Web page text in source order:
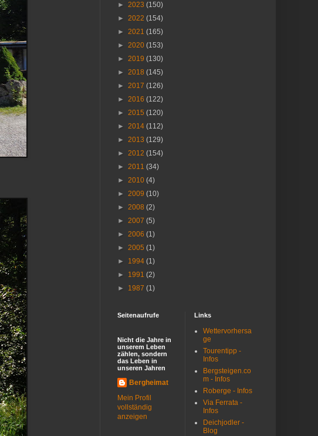
► 2023 (150)
► 2022 (154)
► 2021 (165)
► 2020 (153)
► 2019 (130)
► 2018 (145)
► 2017 (126)
► 2016 (122)
► 2015 (120)
► 2014 (112)
► 2013 (129)
► 2012 (154)
► 2011 (34)
► 2010 (4)
► 2009 (10)
► 2008 (2)
► 2007 (5)
► 2006 (1)
► 2005 (1)
► 1994 (1)
► 1991 (2)
► 1987 (1)
Seitenaufrufe
Nicht die Jahre in
unserem Leben
zählen, sondern
das Leben in
unseren Jahren
Bergheimat
Mein Profil
vollständig
anzeigen
Links
Wettervorhersa
ge
Tourentipp -
Infos
Bergsteigen.co
m - Infos
Roberge - Infos
Via Ferrata -
Infos
Deichjodler -
Blog